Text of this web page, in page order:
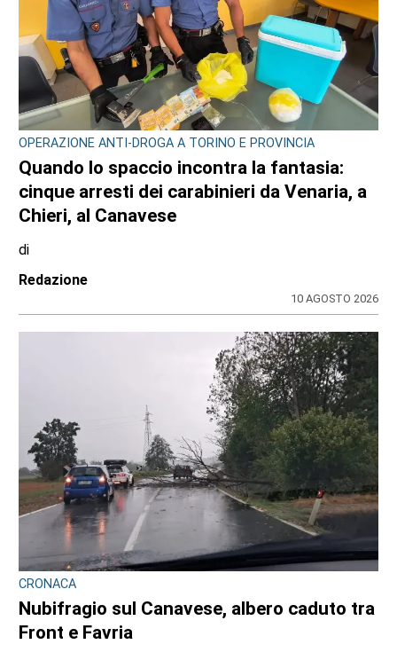
OPERAZIONE ANTI-DROGA A TORINO E PROVINCIA
Quando lo spaccio incontra la fantasia:
cinque arresti dei carabinieri da Venaria, a
Chieri, al Canavese
di
Redazione
10 AGOSTO 2026
CRONACA
Nubifragio sul Canavese, albero caduto tra
Front e Favria